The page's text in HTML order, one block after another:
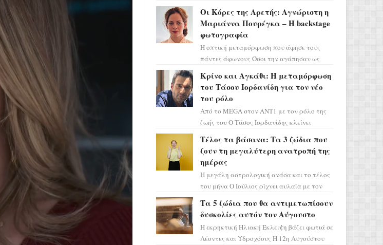
προειδοποιεί: οι σελην...
Οι Κόρες της Αρετής: Αγνώριστη η
Μαριάννα Πουρέγκα – H backstage
φωτογραφία
Η οπτική μεταμόρφωση που άφησε τους
πάντες άφωνους Όσοι την αγάπησαν ως
πρέπει τώρα να προετοιμαστο...
Κρίνο και Αγκάθι: Η μεταμόρφωση
του Τάσου Ιορδανίδη για τον νέο
του ρόλο
Από το MEGA στον ΑΝΤ1 με τον ρόλο της
ζωής του Ο Τάσος Ιορδανίδης κλείνει
επιτυχίας «Μια Νύχτα Μόνο» ...
Τέλος τα βάσανα: Τα 3 ζώδια που
ζουν τη μεγαλύτερη ανατροπή της
ημέρας
Η μεγάλη αστρολογική ανάσα και το τέλος
του μήνα Ο Ιούλιος ρίχνει αυλαία με τον
περνάει στο ζώδιο τω...
Τα 5 ζώδια που θα αντιμετωπίσουν
δυσκολίες αυτόν τον Αύγουστο
Η εκρηκτική Ηλιακή Έκλειψη βάζει φωτιά σε
Λέοντες και Υδροχόους Η 12η Αυγούστου